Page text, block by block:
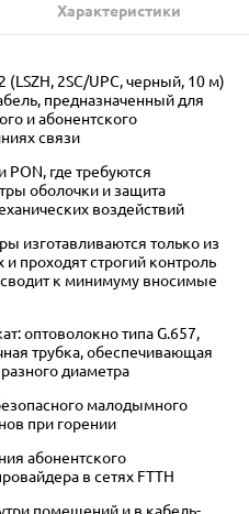
Характеристики
(LSZH, 2SC/UPC, черный, 10 м)
предназначенный для
и абонентского
связи
PON, где требуются
оболочки и защита
воздействий
изготавливаются только из
проходят строгий контроль
сводит к минимуму вносимые
оптоволокно типа G.657,
трубка, обеспечивающая
диаметра
малодымного
при горении
абонентского
в сетях FTTH
помещений и в кабель-